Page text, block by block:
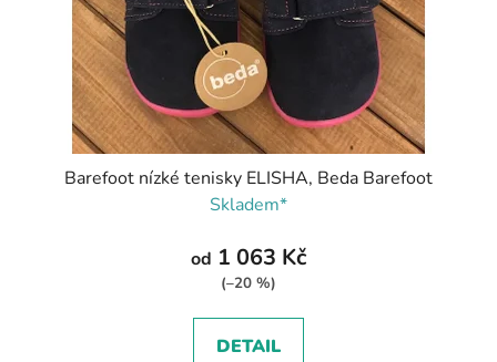
Barefoot nízké tenisky ELISHA, Beda Barefoot
Skladem*
od 1 063 Kč
(–20 %)
DETAIL